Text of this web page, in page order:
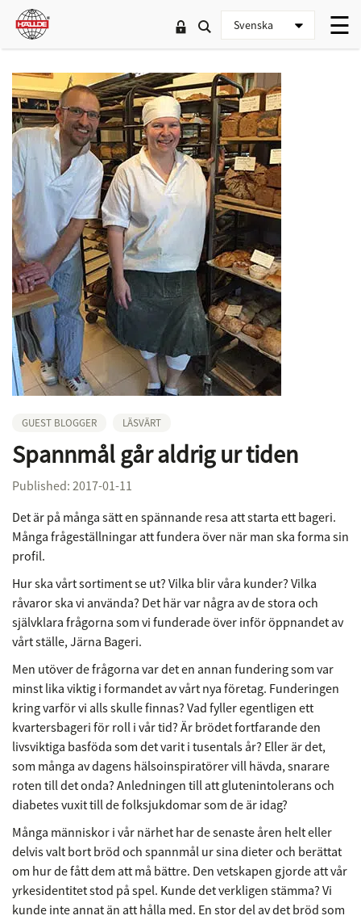
GUEST BLOGGER LÄSVÄRT
Spannmål går aldrig ur tiden
Published: 2017-01-11
Det är på många sätt en spännande resa att starta ett bageri.
Många frågeställningar att fundera över när man ska forma sin
profil.
Hur ska vårt sortiment se ut? Vilka blir våra kunder? Vilka
råvaror ska vi använda? Det här var några av de stora och
självklara frågorna som vi funderade över inför öppnandet av
vårt ställe, Järna Bageri.
Men utöver de frågorna var det en annan fundering som var
minst lika viktig i formandet av vårt nya företag. Funderingen
kring varför vi alls skulle finnas? Vad fyller egentligen ett
kvartersbageri för roll i vår tid? Är brödet fortfarande den
livsviktiga basföda som det varit i tusentals år? Eller är det,
som många av dagens hälsoinspiratörer vill hävda, snarare
roten till det onda? Anledningen till att glutenintolerans och
diabetes vuxit till de folksjukdomar som de är idag?
Många människor i vår närhet har de senaste åren helt eller
delvis valt bort bröd och spannmål ur sina dieter och berättat
om hur de fått dem att må bättre. Den vetskapen gjorde att vår
yrkesidentitet stod på spel. Kunde det verkligen stämma? Vi
kunde inte annat än att hålla med. En stor del av det bröd som